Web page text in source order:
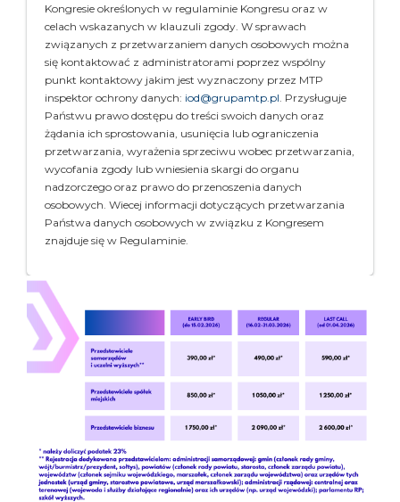
Kongresie określonych w regulaminie Kongresu oraz w
celach wskazanych w klauzuli zgody. W sprawach
związanych z przetwarzaniem danych osobowych można
się kontaktować z administratorami poprzez wspólny
punkt kontaktowy jakim jest wyznaczony przez MTP
inspektor ochrony danych: iod@grupamtp.pl . Przysługuje
Państwu prawo dostępu do treści swoich danych oraz
żądania ich sprostowania, usunięcia lub ograniczenia
przetwarzania, wyrażenia sprzeciwu wobec przetwarzania,
wycofania zgody lub wniesienia skargi do organu
nadzorczego oraz prawo do przenoszenia danych
osobowych. Wiecej informacji dotyczących przetwarzania
Państwa danych osobowych w związku z Kongresem
znajduje się w Regulaminie.